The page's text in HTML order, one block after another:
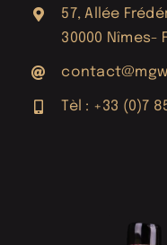
57, Allée
30000 Nîmes-
Tèl : +33 (0)7